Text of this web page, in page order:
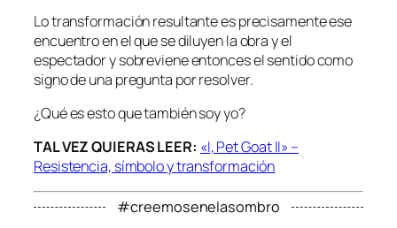
Lo transformación resultante es precisamente ese
encuentro en el que se diluyen la obra y el
espectador y sobreviene entonces el sentido como
signo de una pregunta por resolver.
¿Qué es esto que también soy yo?
TAL VEZ QUIERAS LEER: «I, Pet Goat II» –
Resistencia, símbolo y transformación
#creemosenelasombro